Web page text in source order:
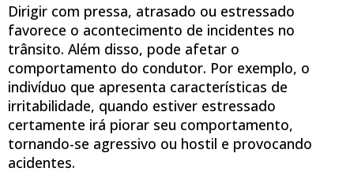
Dirigir com pressa, atrasado ou estressado
favorece o acontecimento de incidentes no
trânsito. Além disso, pode afetar o
comportamento do condutor. Por exemplo, o
indivíduo que apresenta características de
irritabilidade, quando estiver estressado
certamente irá piorar seu comportamento,
tornando-se agressivo ou hostil e provocando
acidentes.